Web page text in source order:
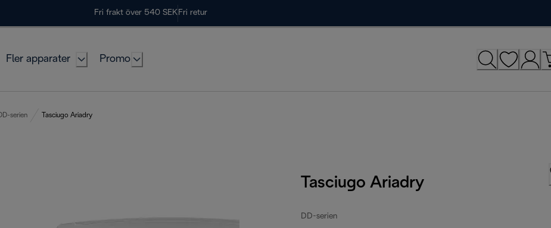
Fri frakt över 540 SEK Fri retur
Fler apparater Promo
DD-serien Tasciugo Ariadry
Tasciugo Ariadry
DD-serien